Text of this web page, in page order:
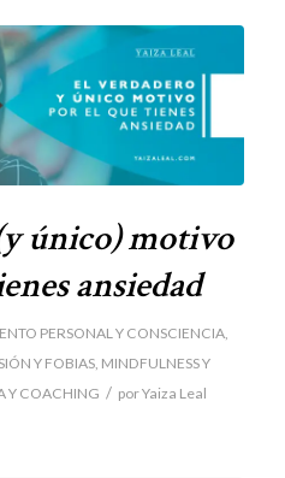
único) motivo
ansiedad
PERSONAL Y CONSCIENCIA,
Y FOBIAS, MINDFULNESS Y
Y COACHING / porYaiza Leal